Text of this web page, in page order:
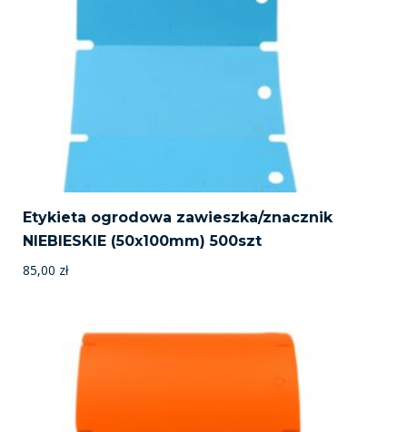
Etykieta ogrodowa zawieszka/znacznik
NIEBIESKIE (50x100mm) 500szt
85,00 zł